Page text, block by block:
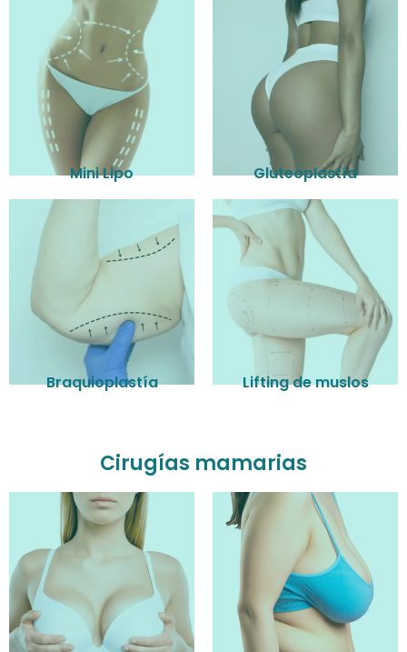
Mini Lipo Gluteoplastía
Braquioplastía Lifting de muslos
Cirugías mamarias